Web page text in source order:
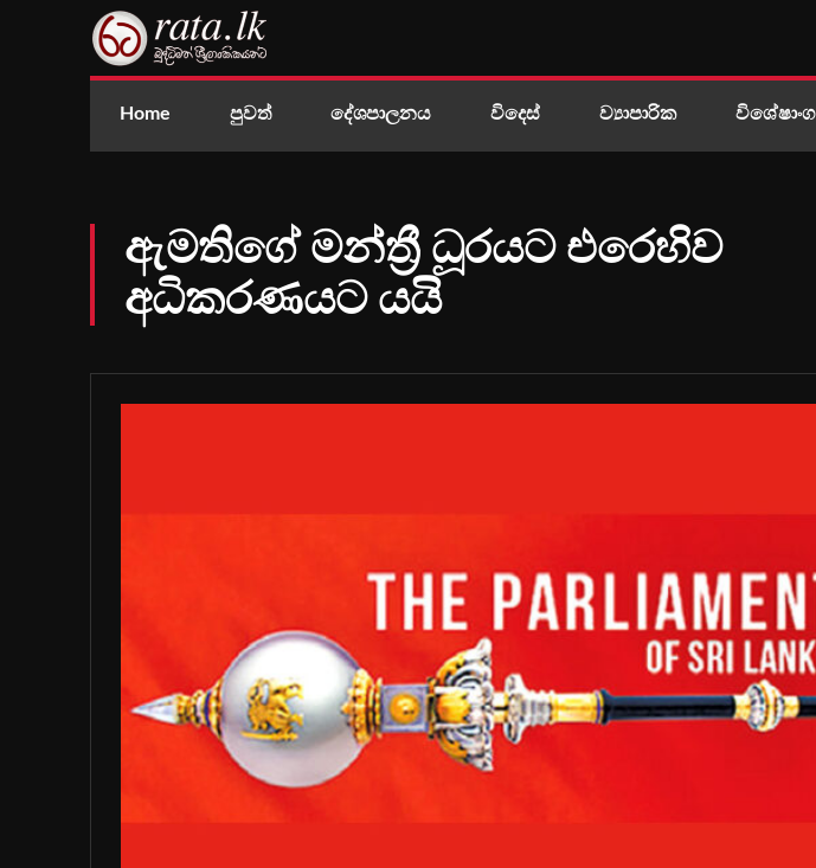
Home පුවත් දේශපාලනය විදෙස් ව්‍යාපාරික විශේෂාංග
ඇමතිගේ මන්ත්‍රී ධූරයට එරෙහිව
අධිකරණයට යයි